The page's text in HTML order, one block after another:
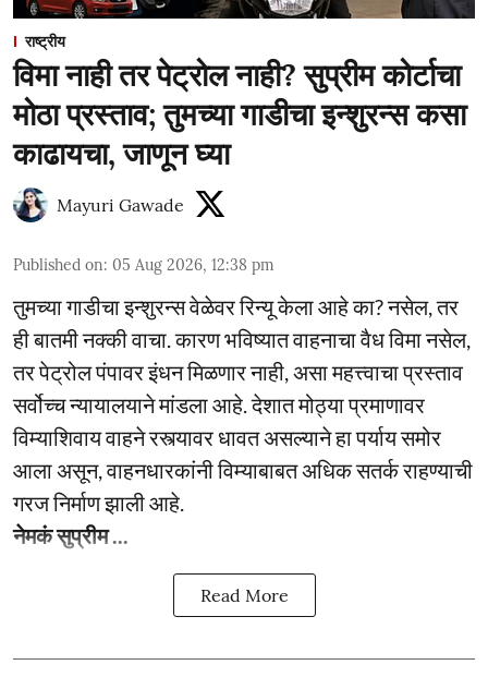
राष्ट्रीय
विमा नाही तर पेट्रोल नाही? सुप्रीम कोर्टाचा
मोठा प्रस्ताव; तुमच्या गाडीचा इन्शुरन्स कसा
काढायचा, जाणून घ्या
Mayuri Gawade
Published on: 05 Aug 2026, 12:38 pm
तुमच्या गाडीचा इन्शुरन्स वेळेवर रिन्यू केला आहे का? नसेल, तर
ही बातमी नक्की वाचा. कारण भविष्यात वाहनाचा वैध विमा नसेल,
तर पेट्रोल पंपावर इंधन मिळणार नाही, असा महत्त्वाचा प्रस्ताव
सर्वोच्च न्यायालयाने मांडला आहे. देशात मोठ्या प्रमाणावर
विम्याशिवाय वाहने रस्त्यावर धावत असल्याने हा पर्याय समोर
आला असून, वाहनधारकांनी विम्याबाबत अधिक सतर्क राहण्याची
गरज निर्माण झाली आहे.
नेमकं सुप्रीम ...
Read More